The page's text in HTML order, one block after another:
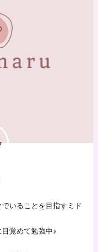
いることを目指すミド
覚めて勉強中♪